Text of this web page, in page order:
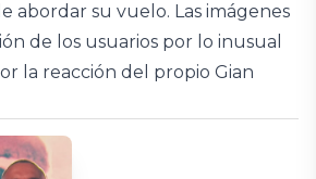
abordar su vuelo. Las imágenes
de los usuarios por lo inusual
la reacción del propio Gian